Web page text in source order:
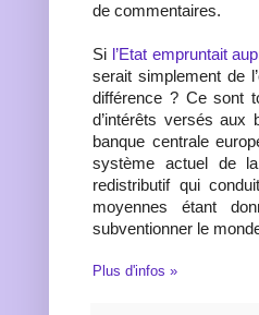
de commentaires.
Si l’Etat empruntait
serait simplement de
différence ? Ce sont
d’intérêts versés aux
banque centrale
système actuel de
redistributif qui
moyennes étant
subventionner le
Plus d'infos »